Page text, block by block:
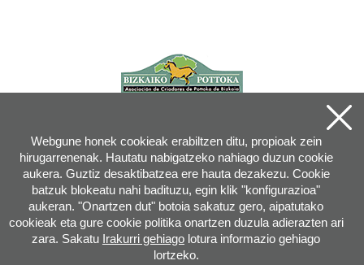
Webgune honek cookieak erabiltzen ditu, propioak zein
hirugarrenenak. Hautatu nabigatzeko nahiago duzun cookie
aukera. Guztiz desaktibatzea ere hauta dezakezu. Cookie
batzuk blokeatu nahi badituzu, egin klik "konfigurazioa"
aukeran. "Onartzen dut" botoia sakatuz gero, aipatutako
cookieak eta gure cookie politika onartzen duzula adierazten ari
zara. Sakatu Irakurri gehiago lotura informazio gehiago
lortzeko.